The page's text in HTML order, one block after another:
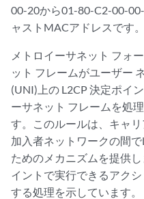
00-20から01-80-C2-00-
ャストMACアドレスです。
メトロイーサネット フォ
ット フレームがユーザー
(UNI)上の L2CP 決定ポイ
ーサネット フレームを処
す。このルールは、キャ
加入者ネットワークの間
ためのメカニズムを提供し
イントで実行できるアク
する処理を示しています。